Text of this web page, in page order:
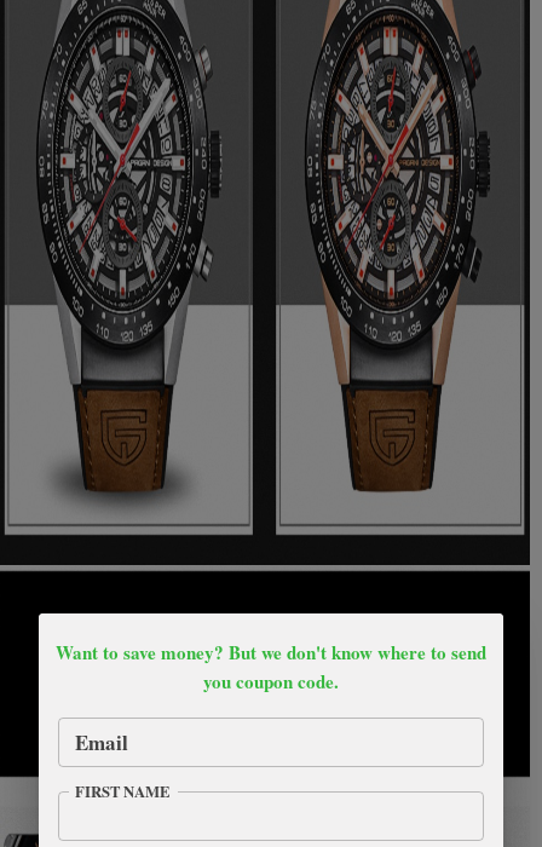
Want to save money? But we don't know where to send
you coupon code.
Email
FIRST NAME